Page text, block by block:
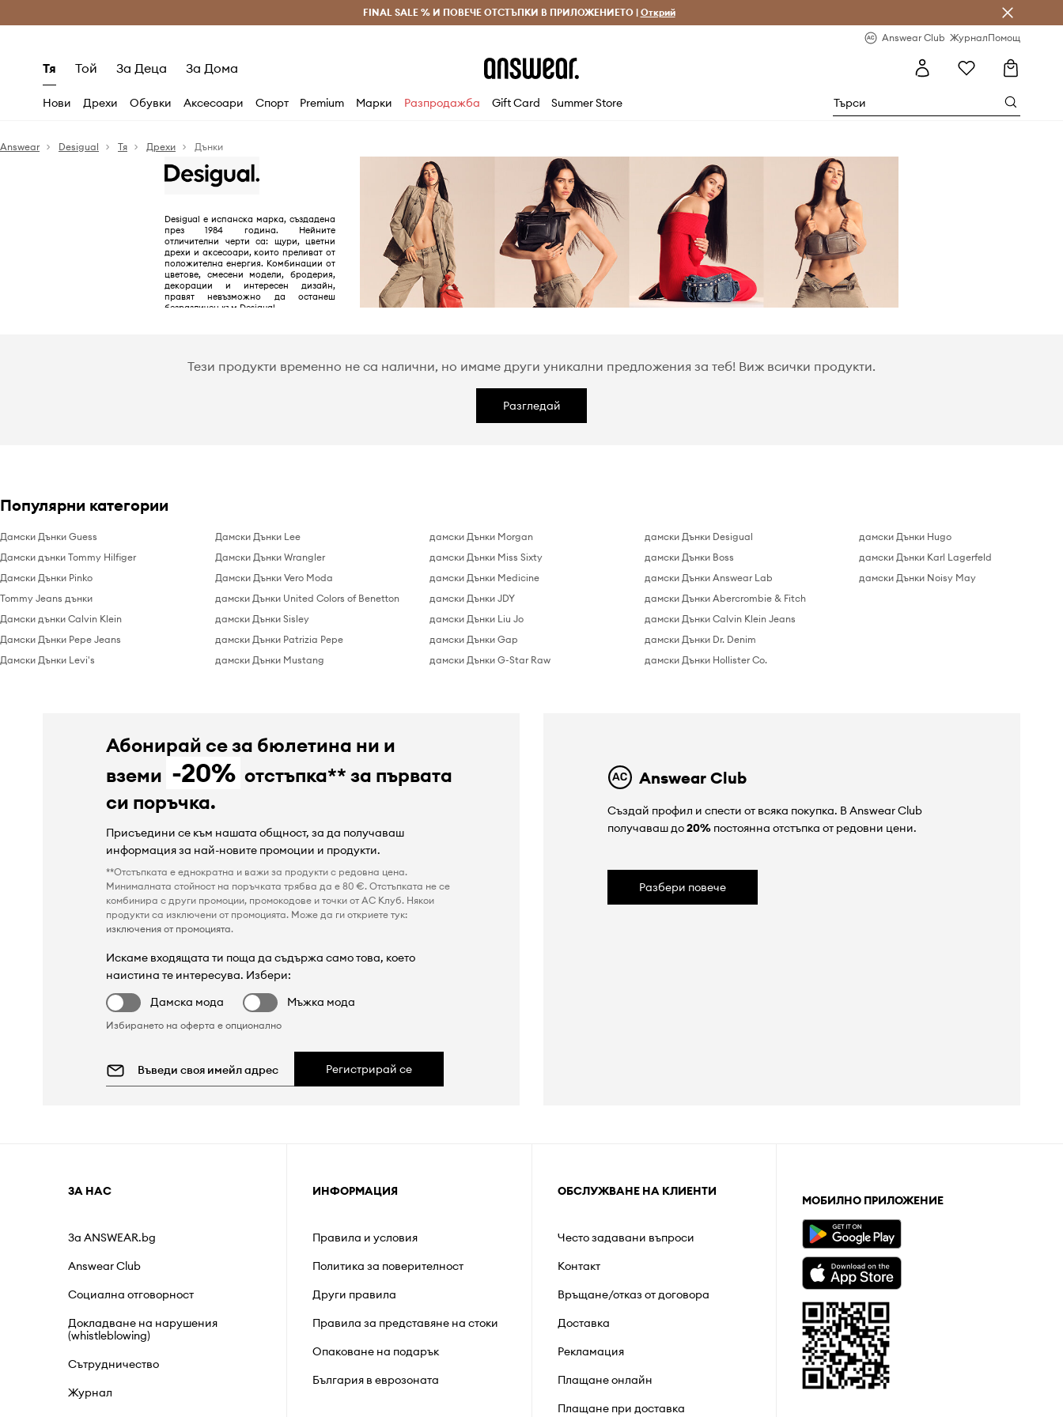
Безплатни доставка и връщане за поръчки над 70 EUR Доставка 1-5 дни
FINAL SALE % И ПОВЕЧЕ ОТСТЪПКИ В ПРИЛОЖЕНИЕТО | Открий
Answear Club ЖурналПомощ
Тя Той За Деца За Дома
Нови Дрехи Обувки Аксесоари Спорт Premium Марки Разпродажба Gift Card Summer Store
Answear Desigual Тя Дрехи Дънки
Desigual е испанска марка, създадена
през 1984 година. Нейните
отличителни черти са: щури, цветни
дрехи и аксесоари, които преливат от
положителна енергия. Комбинации от
цветове, смесени модели, бродерия,
декорации и интересен дизайн,
правят невъзможно да останеш
безразличен към Desigual.
Тези продукти временно не са налични, но имаме други уникални предложения за теб! Виж всички продукти.
Разгледай
Популярни категории
Дамски Дънки Guess
Дамски дънки Tommy Hilfiger
Дамски Дънки Pinko
Tommy Jeans дънки
Дамски дънки Calvin Klein
Дамски Дънки Pepe Jeans
Дамски Дънки Levi's
Дамски Дънки Lee
Дамски Дънки Wrangler
Дамски Дънки Vero Moda
дамски Дънки United Colors of Benetton
дамски Дънки Sisley
дамски Дънки Patrizia Pepe
дамски Дънки Mustang
дамски Дънки Morgan
дамски Дънки Miss Sixty
дамски Дънки Medicine
дамски Дънки JDY
дамски Дънки Liu Jo
дамски Дънки Gap
дамски Дънки G-Star Raw
дамски Дънки Desigual
дамски Дънки Boss
дамски Дънки Answear Lab
дамски Дънки Abercrombie & Fitch
дамски Дънки Calvin Klein Jeans
дамски Дънки Dr. Denim
дамски Дънки Hollister Co.
дамски Дънки Hugo
дамски Дънки Karl Lagerfeld
дамски Дънки Noisy May
Абонирай се за бюлетина ни и
вземи -20% отстъпка** за първата
си поръчка.
Присъедини се към нашата общност, за да получаваш
информация за най-новите промоции и продукти.
**Отстъпката е еднократна и важи за продукти с редовна цена.
Минималната стойност на поръчката трябва да е 80 €. Отстъпката не се
комбинира с други промоции, промокодове и точки от AC Клуб. Някои
продукти са изключени от промоцията. Може да ги откриете тук:
изключения от промоцията.
Искаме входящата ти поща да съдържа само това, което
наистина те интересува. Избери:
Дамска мода
Мъжка мода
Избирането на оферта е опционално
Регистрирай се
Answear Club
Създай профил и спести от всяка покупка. В Answear Club
получаваш до20%постоянна отстъпка от редовни цени.
Разбери повече
ЗА НАС
За ANSWEAR.bg
Answear Club
Социална отговорност
Докладване на нарушения
(whistleblowing)
Сътрудничество
Журнал
ИНФОРМАЦИЯ
Правила и условия
Политика за поверителност
Други правила
Правила за представяне на стоки
Опаковане на подарък
България в еврозоната
ОБСЛУЖВАНЕ НА КЛИЕНТИ
Често задавани въпроси
Контакт
Връщане/отказ от договора
Доставка
Рекламация
Плащане онлайн
Плащане при доставка
МОБИЛНО ПРИЛОЖЕНИЕ